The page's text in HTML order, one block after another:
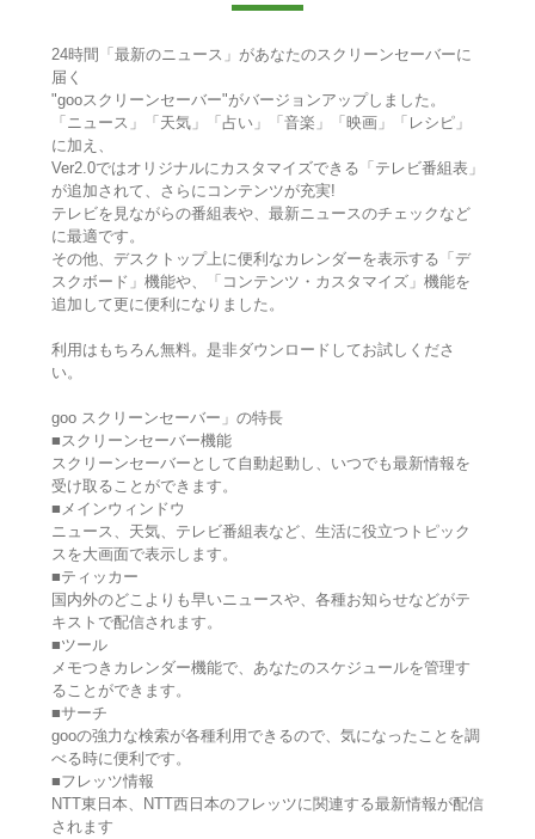
24時間「最新のニュース」があなたのスクリーンセーバーに
届く
"gooスクリーンセーバー"がバージョンアップしました。
「ニュース」「天気」「占い」「音楽」「映画」「レシピ」
に加え、
Ver2.0ではオリジナルにカスタマイズできる「テレビ番組表」
が追加されて、さらにコンテンツが充実!
テレビを見ながらの番組表や、最新ニュースのチェックなど
に最適です。
その他、デスクトップ上に便利なカレンダーを表示する「デ
スクボード」機能や、「コンテンツ・カスタマイズ」機能を
追加して更に便利になりました。
利用はもちろん無料。是非ダウンロードしてお試しくださ
い。
goo スクリーンセーバー」の特長
■スクリーンセーバー機能
スクリーンセーバーとして自動起動し、いつでも最新情報を
受け取ることができます。
■メインウィンドウ
ニュース、天気、テレビ番組表など、生活に役立つトピック
スを大画面で表示します。
■ティッカー
国内外のどこよりも早いニュースや、各種お知らせなどがテ
キストで配信されます。
■ツール
メモつきカレンダー機能で、あなたのスケジュールを管理す
ることができます。
■サーチ
gooの強力な検索が各種利用できるので、気になったことを調
べる時に便利です。
■フレッツ情報
NTT東日本、NTT西日本のフレッツに関連する最新情報が配信
されます